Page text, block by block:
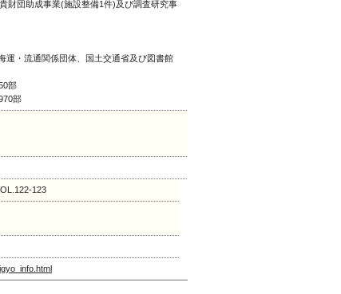
財団助成事業(施設整備1件)及び調査研究事
・流通関係団体、国土交通省及び図書館
部
部
123